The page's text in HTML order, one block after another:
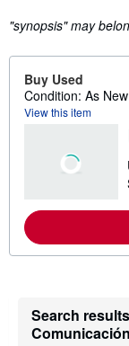
"synopsis" may
Buy Used
Condition: As New
View this item
Search